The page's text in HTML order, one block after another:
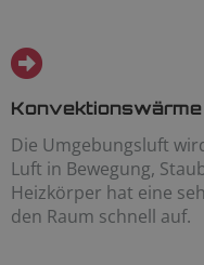
Konvektionswärme
Die Umgebungsluft
Luft in Bewegung,
Heizkörper hat eine
den Raum schnell auf.